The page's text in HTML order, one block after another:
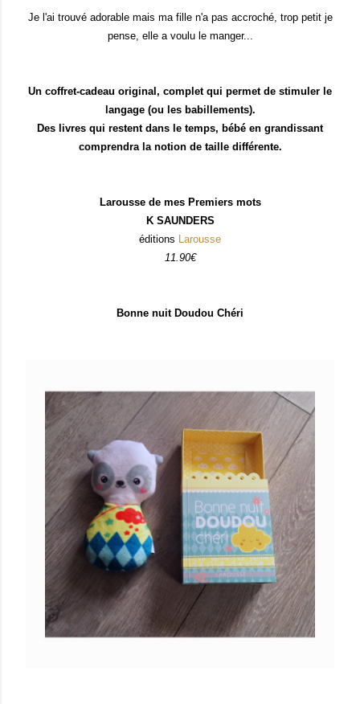
Je l'ai trouvé adorable mais ma fille n'a pas accroché, trop petit je
pense, elle a voulu le manger...
Un coffret-cadeau original, complet qui permet de stimuler le
langage (ou les babillements).
Des livres qui restent dans le temps, bébé en grandissant
comprendra la notion de taille différente.
Larousse de mes Premiers mots
K SAUNDERS
éditions Larousse
11.90€
Bonne nuit Doudou Chéri